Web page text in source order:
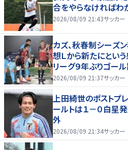
合をやらなければわ
2026/08/09 21:43サッカー
カズ、秋春制シーズ
想Ｌから新たにとい
リーグ９年ぶりゴー
2026/08/09 21:37サッカー
上田綺世のポスト
ールトは１－０白
外
2026/08/09 21:34サッカー